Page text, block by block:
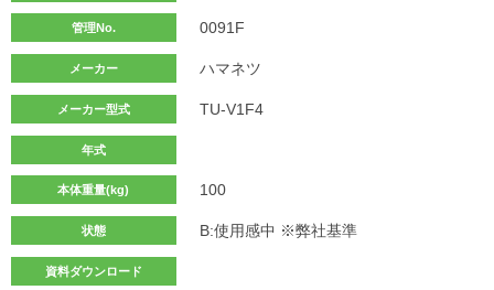
管理No. 0091F
メーカー ハマネツ
メーカー型式 TU-V1F4
年式
本体重量(kg) 100
状態 B:使用感中 ※弊社基準
資料ダウンロード